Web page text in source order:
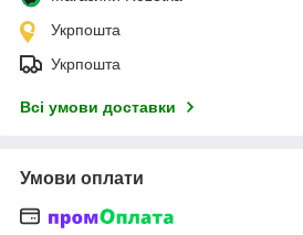
Укрпошта
Укрпошта
Всі умови доставки
Умови оплати